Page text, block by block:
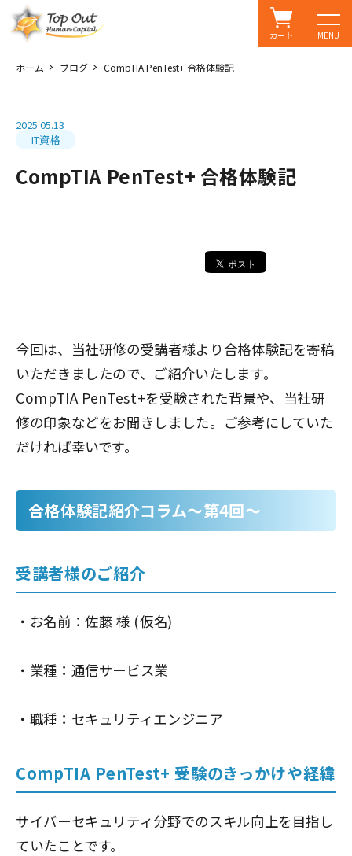
MENU
カート
ホーム ブログ CompTIA PenTest+ 合格体験記
2025.05.13
IT資格
CompTIA PenTest+ 合格体験記
今回は、当社研修の受講者様より合格体験記を寄稿
いただきましたので、ご紹介いたします。
CompTIA PenTest+を受験された背景や、当社研
修の印象などをお聞きしました。ご参考にしていた
だければ幸いです。
合格体験記紹介コラム～第4回～
受講者様のご紹介
・お名前：佐藤 様 (仮名)
・業種：通信サービス業
・職種：セキュリティエンジニア
CompTIA PenTest+ 受験のきっかけや経緯
サイバーセキュリティ分野でのスキル向上を目指し
ていたことです。